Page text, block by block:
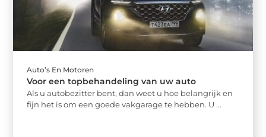
Auto’s En Motoren
Voor een topbehandeling van uw auto
Als u autobezitter bent, dan weet u hoe belangrijk en
fijn het is om een goede vakgarage te hebben. U ...